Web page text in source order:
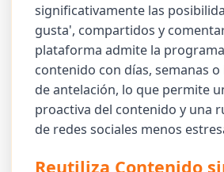
significativamente las
gusta', compartidos y
plataforma admite la
contenido con días, semanas o
de antelación, lo que permite
proactiva del contenido y una
de redes sociales menos
Reutiliza Contenido